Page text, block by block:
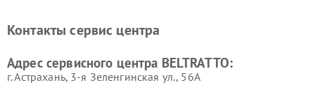
Контакты сервис центра
Адрес сервисного центра BELTRATTO:
г. Астрахань, 3-я Зеленгинская ул., 56А